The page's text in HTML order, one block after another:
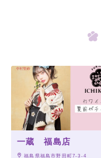
一蔵 福島店
福島県福島市野田町7-3-4